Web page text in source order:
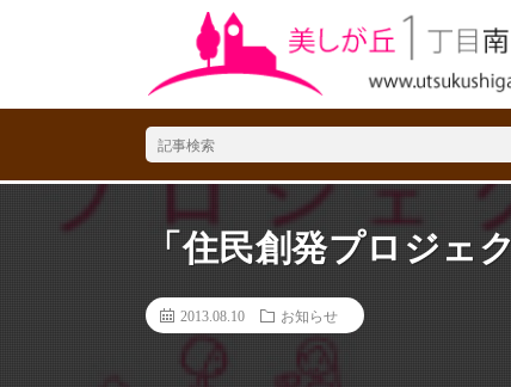
「住民創発プロジェ
2013.08.10 お知らせ